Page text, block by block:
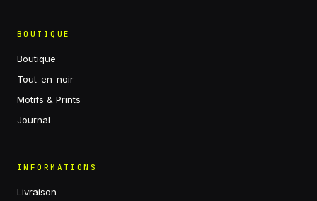
BOUTIQUE
Boutique
Tout-en-noir
Motifs & Prints
Journal
INFORMATIONS
Livraison